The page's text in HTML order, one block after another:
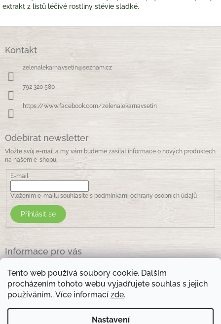
Tento web používá soubory cookie. Dalším
procházením tohoto webu vyjadřujete souhlas s jejich
používáním.. Více informací zde.
Nastavení
extrakt z listů léčivé rostliny stévie sladké.
Kontakt
zelenalekarna.vsetin@seznam.cz
792 320 580
https://www.facebook.com/zelenalekarnavsetin
Odebírat newsletter
Vložte svůj e-mail a my vám budeme zasílat informace o nových produktech
na našem e-shopu.
E-mail
Vložením e-mailu souhlasíte s podmínkami ochrany osobních údajů
Přihlásit se
Informace pro vás
Obchodní podmínky
Podmínky ochrany osobních údajů
Kontakty